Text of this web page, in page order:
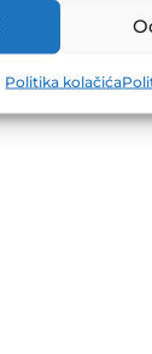
Politika kolačića